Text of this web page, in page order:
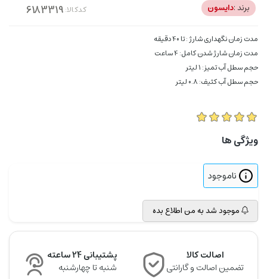
برند :دایسون کدکالا:
مدت زمان نگهداری شارژ : تا 40 دقیقه
مدت زمان شارژ شدن کامل: 4 ساعت
حجم سطل آب تمیز: 1 لیتر
حجم سطل آب کثیف: 0.8 لیتر
ویژگی ها
ناموجود
موجود شد به من اطلاع بده
اصالت کالا
تضمین اصالت و گارانتی
پشتیبانی 24 ساعته
شنبه تا چهارشنبه